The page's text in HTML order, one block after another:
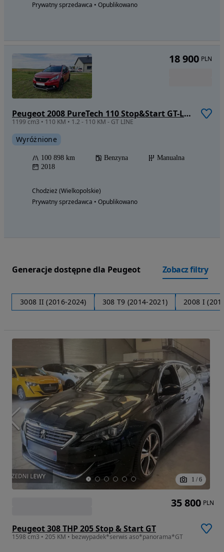
Prywatny sprzedawca • Opublikowano
Peugeot 2008 PureTech 110 Stop&Start GT-Line Edition
1199 cm3 • 110 KM • 1.2 - 110 KM - GT LINE
Wyróżnione
100 898 km Benzyna
Manualna
2018
Chodzież (Wielkopolskie)
Prywatny sprzedawca • Opublikowano
18 900 PLN
Generacje dostępne dla Peugeot Zobacz filtry
3008 II (2016-2024) 308 T9 (2014-2021) 2008 I
1 / 6
Peugeot 308 THP 205 Stop & Start GT
1598 cm3 • 205 KM • bezwypadek*serwis aso*panorama*GT
35 800 PLN